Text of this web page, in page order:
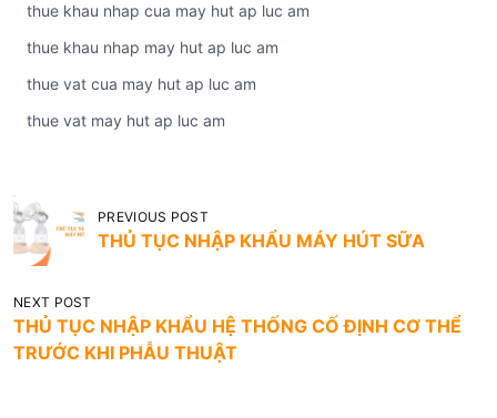
thue khau nhap cua may hut ap luc am
thue khau nhap may hut ap luc am
thue vat cua may hut ap luc am
thue vat may hut ap luc am
Đ
i
u
h
PREVIOUS POST
THỦ TỤC NHẬP KHẨU MÁY HÚT SỮA
NEXT POST
THỦ TỤC NHẬP KHẨU HỆ THỐNG CỐ ĐỊNH CƠ THỂ
TRƯỚC KHI PHẪU THUẬT